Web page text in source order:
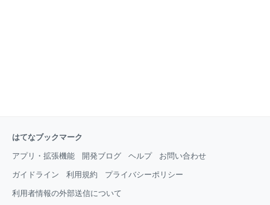
はてなブックマーク
アプリ・拡張機能 開発ブログ ヘルプ お問い合わせ
ガイドライン 利用規約 プライバシーポリシー
利用者情報の外部送信について